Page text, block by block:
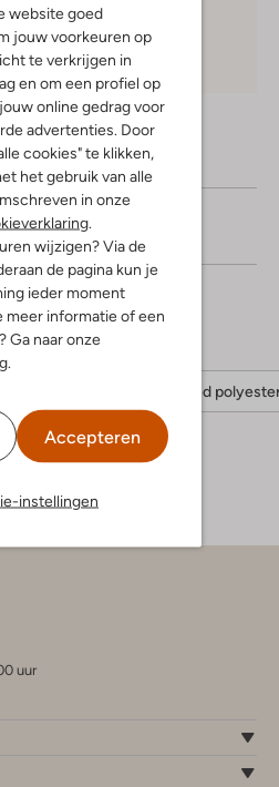
website goed
jouw voorkeuren op
te verkrijgen in
en om een profiel op
online gedrag voor
advertenties. Door
cookies" te klikken,
het gebruik van alle
in onze
.
wijzigen? Via de
de pagina kun je
ieder moment
meer informatie of een
Ga naar onze
.
Accepteren
instellingen
30 dagen*
Gerecycled
uur